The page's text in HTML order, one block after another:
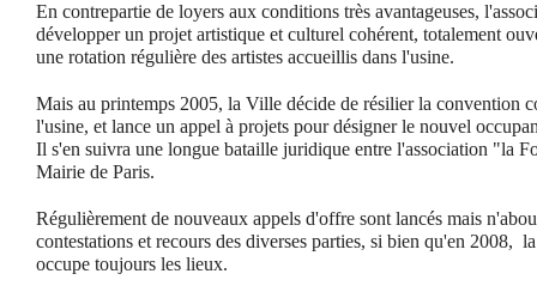
En contrepartie de loyers aux conditions très avantageuses,
développer un projet artistique et culturel cohérent, totalement
une rotation régulière des artistes accueillis dans l'usine.
Mais au printemps 2005, la Ville décide de résilier la convention
l'usine, et lance un appel à projets pour désigner le nouvel
Il s'en suivra une longue bataille juridique entre l'association "la
Mairie de Paris.
Régulièrement de nouveaux appels d'offre sont lancés mais
contestations et recours des diverses parties, si bien qu'en 2008,
occupe toujours les lieux.